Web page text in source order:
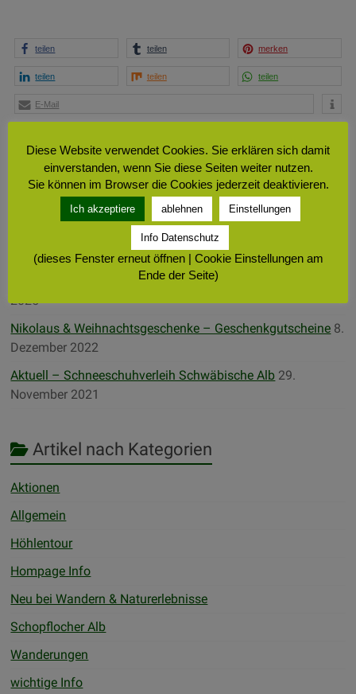
teilen teilen merken
teilen teilen teilen
E-Mail
Neueste Beiträge
Aktuell – Schneeschuhverleih Schwäbische Alb
2025
Nikolaus & Weihnachtsgeschenke – Geschenkgutscheine 8.
Dezember 2022
Aktuell – Schneeschuhverleih Schwäbische Alb 29.
November 2021
Artikel nach Kategorien
Aktionen
Allgemein
Höhlentour
Hompage Info
Neu bei Wandern & Naturerlebnisse
Schopflocher Alb
Wanderungen
wichtige Info
Diese Website verwendet Cookies. Sie erklären sich damit
einverstanden, wenn Sie diese Seiten weiter nutzen.
Sie können im Browser die Cookies jederzeit deaktivieren.
Ich akzeptiere ablehnen Einstellungen
Info Datenschutz
(dieses Fenster erneut öffnen | Cookie Einstellungen am
Ende der Seite)